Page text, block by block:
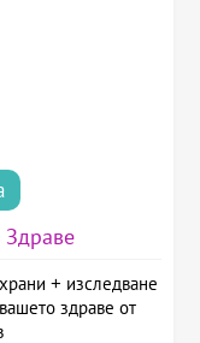
Здраве
+ изследване
здраве от